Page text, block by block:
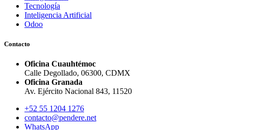
Tecnología
Inteligencia Artificial
Odoo
Contacto
Oficina Cuauhtémoc
Calle Degollado, 06300, CDMX
Oficina Granada
Av. Ejército Nacional 843, 11520
+52 55 1204 1276
contacto@pendere.net
WhatsApp